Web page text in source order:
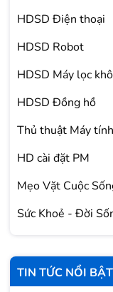
HDSD Điện thoại
HDSD Robot
HDSD Máy lọc
HDSD Đồng hồ
Thủ thuật Máy tính
HD cài đặt PM
Mẹo Vặt Cuộc
Sức Khoẻ - Đời
TIN TỨC NỔI BẬT